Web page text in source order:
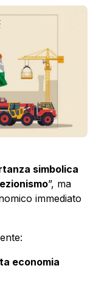
simbolica
”, ma
immediato
economia